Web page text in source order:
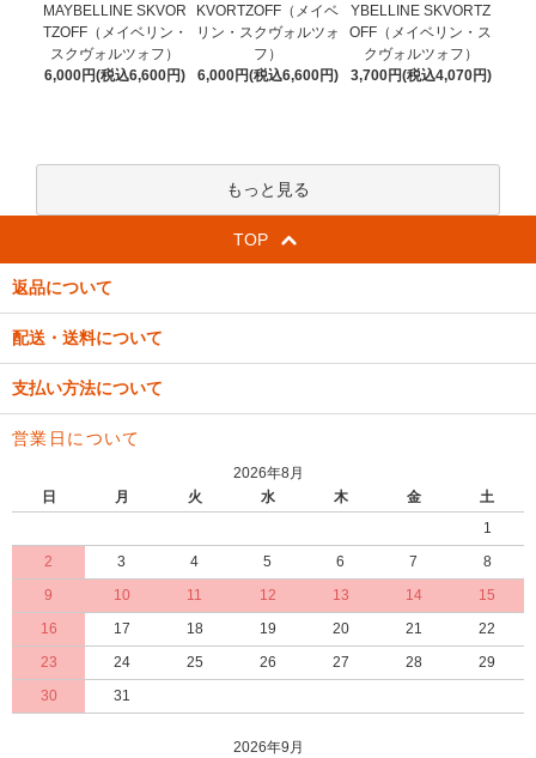
MAYBELLINE SKVOR
TZOFF（メイベリン・
スクヴォルツォフ）
6,000円(税込6,600円)
KVORTZOFF（メイベ
リン・スクヴォルツォ
フ）
6,000円(税込6,600円)
YBELLINE SKVORTZ
OFF（メイベリン・ス
クヴォルツォフ）
3,700円(税込4,070円)
もっと見る
TOP
返品について
配送・送料について
支払い方法について
営業日について
2026年8月
日
月 火 水 木 金
土
1
2
3 4 5 6 7
8
9
10 11 12 13 14
15
16
17 18 19 20 21
22
23
24 25 26 27 28
29
30
31
2026年9月